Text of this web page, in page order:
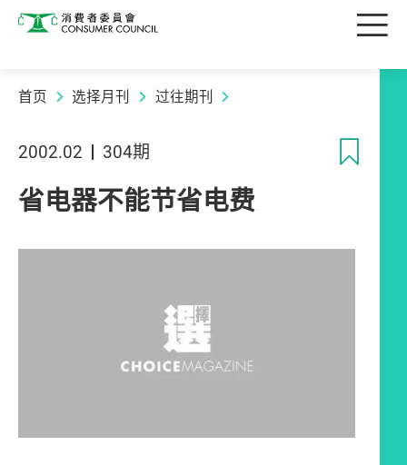
消费者委员会 目
首页 选择月刊 过往期刊
2002.02 304期
省电器不能节省电费